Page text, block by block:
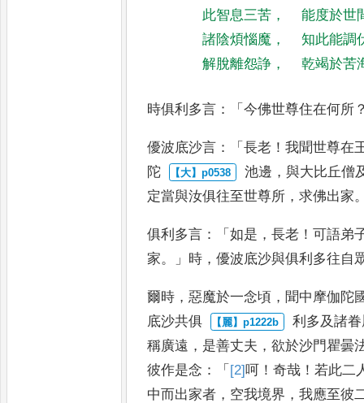
此智息三苦 ，
能度於世
諸陰煩惱魔 ，
知此能調
解脫離怨諍 ， 乾竭於苦
時俱利多言 ：「今佛世尊住在何所
優波底沙言 ：「長老 ！我聞世尊在
陀
池邊 ，與大比丘僧
定當與汝俱往至世尊所 ，求佛出家
俱利多言 ：「如是 ，長老 ！可語弟
家。」 時 ，優波底沙與俱利多往自
爾時 ，惡魔於一念頃 ， 聞中摩伽陀
底沙共俱
利多及諸
稱廣遠 ， 是善丈夫 ，欲於沙門瞿曇
彼作是念 ：「 [2]呵 ！奇哉 ！ 若此二
中而出家者 ， 空我境界 ，我應至彼